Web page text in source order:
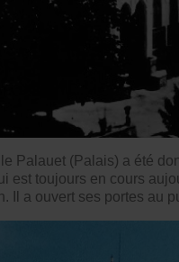
Palauet (Palais) a été
est toujours en cours
Il a ouvert ses portes au